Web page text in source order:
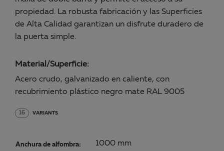
propiedad. La robusta fabricación y las Superficies
de Alta Calidad garantizan un disfrute duradero de
la puerta simple.
Material/Superficie:
Acero crudo, galvanizado en caliente, con
recubrimiento plástico negro mate RAL 9005
16 VARIANTS
Anchura de alfombra: 1000 mm